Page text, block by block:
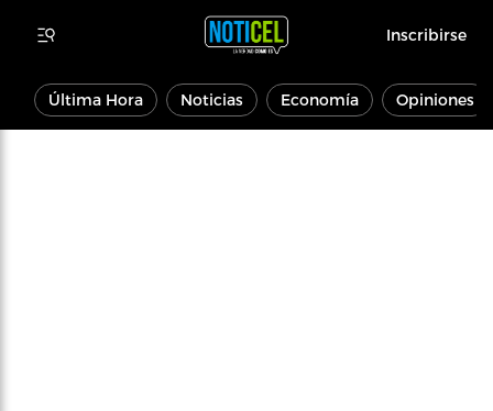
Inscribirse
Última Hora Noticias Economía Opiniones